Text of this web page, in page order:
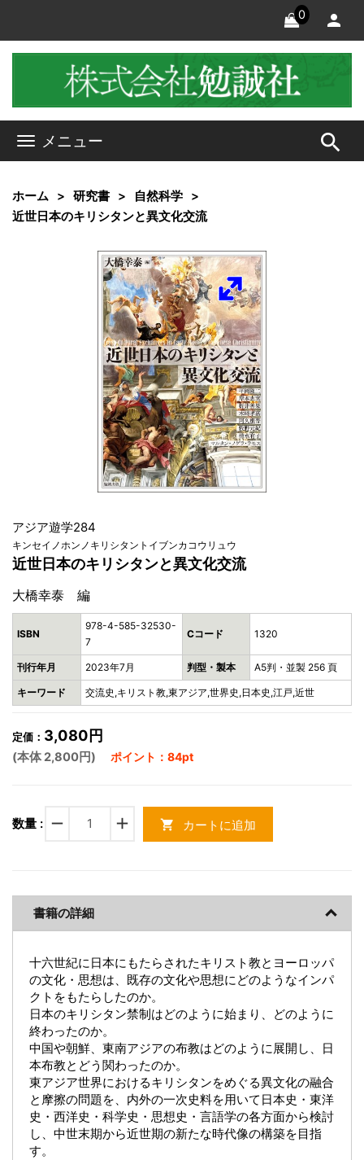
0
メニュー search
ホーム 研究書
自然科学
近世日本のキリシタンと異文化交流
アジア遊学284
キンセイノホンノキリシタントイブンカコウリュウ
近世日本のキリシタンと異文化交流
大橋幸泰 編
ISBN
978-4-585-32530-
7
Cコード 1320
刊行年月 2023年7月 判型・製本 A5判・並製 256 頁
キーワード 交流史,キリスト教,東アジア,世界史,日本史,江戸,近世
定価： 3,080円
(本体 2,800円) ポイント：84pt
数量 : remove add shopping_cart カートに追加
書籍の詳細
十六世紀に日本にもたらされたキリスト教とヨーロッパ
の文化・思想は、既存の文化や思想にどのようなインパ
クトをもたらしたのか。
日本のキリシタン禁制はどのように始まり、どのように
終わったのか。
中国や朝鮮、東南アジアの布教はどのように展開し、日
本布教とどう関わったのか。
東アジア世界におけるキリシタンをめぐる異文化の融合
と摩擦の問題を、内外の一次史料を用いて日本史・東洋
史・西洋史・科学史・思想史・言語学の各方面から検討
し、中世末期から近世期の新たな時代像の構築を目指
す。